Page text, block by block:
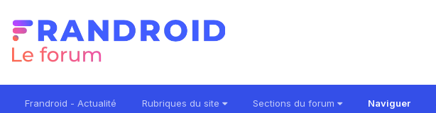
Frandroid - Actualité Rubriques du site Sections du forum Naviguer